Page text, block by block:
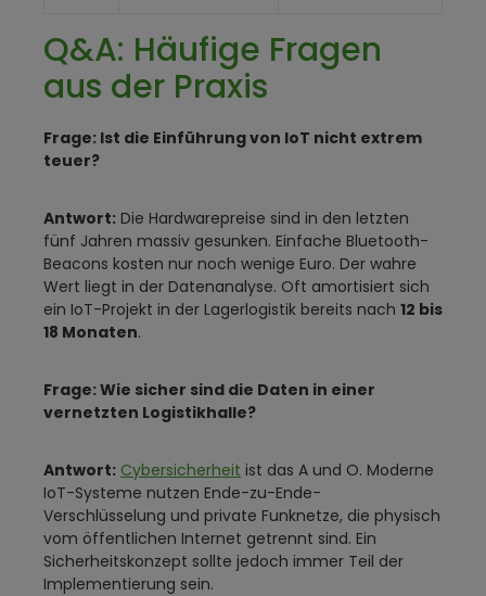
Q&A: Häufige Fragen
aus der Praxis
Frage: Ist die Einführung von IoT nicht extrem
teuer?
Antwort: Die Hardwarepreise sind in den letzten
fünf Jahren massiv gesunken. Einfache Bluetooth-
Beacons kosten nur noch wenige Euro. Der wahre
Wert liegt in der Datenanalyse. Oft amortisiert sich
ein IoT-Projekt in der Lagerlogistik bereits nach 12 bis
18 Monaten.
Frage: Wie sicher sind die Daten in einer
vernetzten Logistikhalle?
Antwort: Cybersicherheit ist das A und O. Moderne
IoT-Systeme nutzen Ende-zu-Ende-
Verschlüsselung und private Funknetze, die physisch
vom öffentlichen Internet getrennt sind. Ein
Sicherheitskonzept sollte jedoch immer Teil der
Implementierung sein.